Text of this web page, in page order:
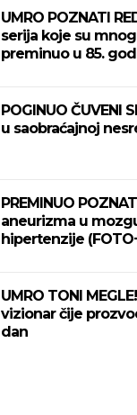
UMRO POZNATI
serija koje su
preminuo u 85.
POGINUO ČUVENI
u saobraćajnoj
PREMINUO
aneurizma u
hipertenzije
UMRO TONI
vizionar čije
dan